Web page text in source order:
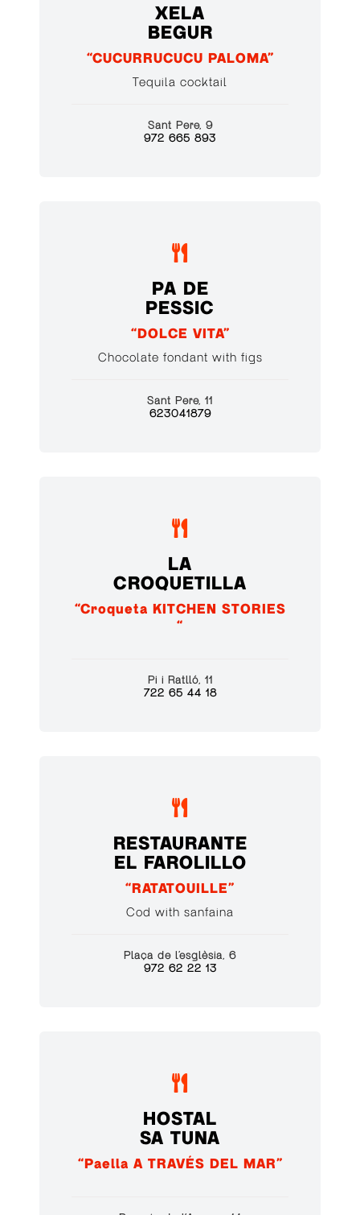
XELA
BEGUR
“CUCURRUCUCU PALOMA”
Tequila cocktail
Sant Pere, 9
972 665 893

PA DE
PESSIC
“DOLCE VITA”
Chocolate fondant with figs
Sant Pere, 11
623041879

LA
CROQUETILLA
“Croqueta KITCHEN STORIES
“
Pi i Ratlló, 11
722 65 44 18

RESTAURANTE
EL FAROLILLO
“RATATOUILLE”
Cod with sanfaina
Plaça de l’esglèsia, 6
972 62 22 13

HOSTAL
SA TUNA
“Paella A TRAVÉS DEL MAR”